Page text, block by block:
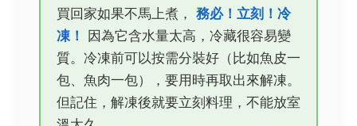
買回家如果不馬上煮， 務必！立刻！冷
凍！
因為它含水量太高，冷藏很容易變
質。冷凍前可以按需分裝好（比如魚皮一
包、魚肉一包），要用時再取出來解凍。
但記住，解凍後就要立刻料理，不能放室